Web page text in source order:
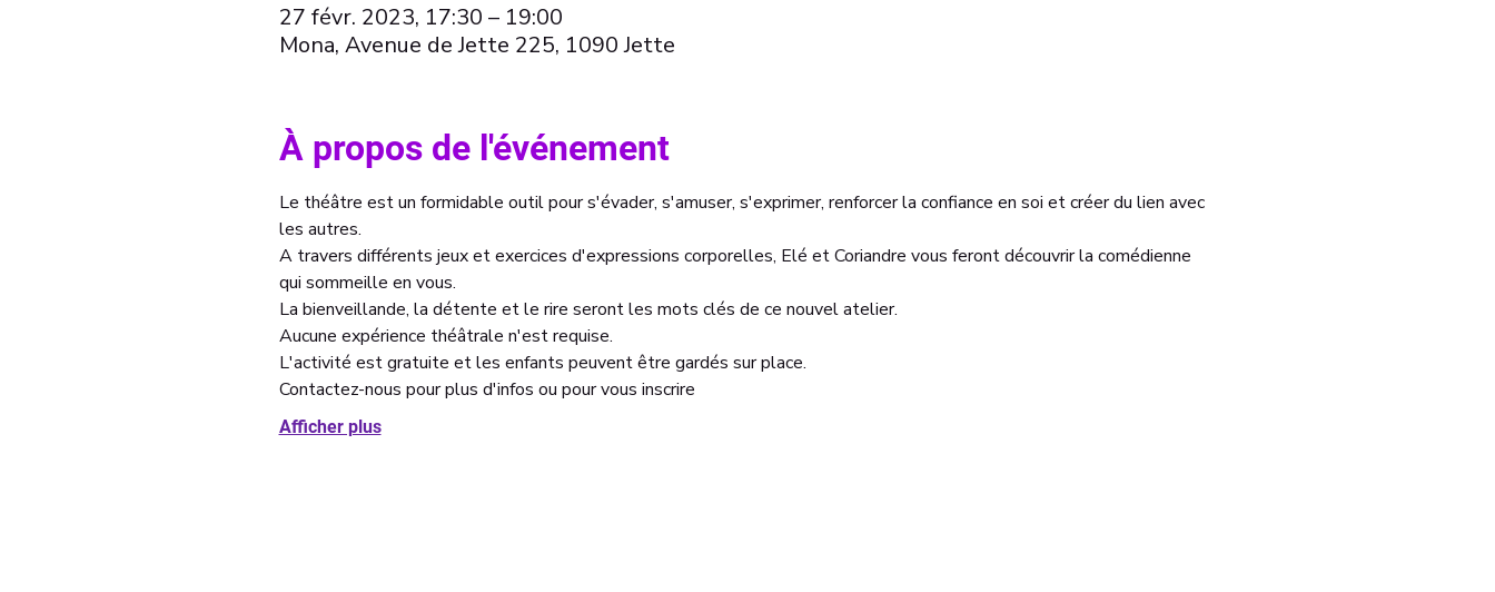
27 févr. 2023, 17:30 – 19:00
Mona, Avenue de Jette 225, 1090 Jette
À propos de l'événement
Le théâtre est un formidable outil pour s'évader, s'amuser, s'exprimer, renforcer la confiance en soi et créer du lien avec
les autres.
A travers différents jeux et exercices d'expressions corporelles, Elé et Coriandre vous feront découvrir la comédienne
qui sommeille en vous.
La bienveillande, la détente et le rire seront les mots clés de ce nouvel atelier.
Aucune expérience théâtrale n'est requise.
L'activité est gratuite et les enfants peuvent être gardés sur place.
Contactez-nous pour plus d'infos ou pour vous inscrire
Afficher plus